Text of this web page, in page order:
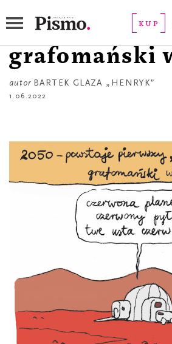
KUP
Pierwszy
grafomański
autor BARTEK GLAZA „HENRYK”
1.06.2022